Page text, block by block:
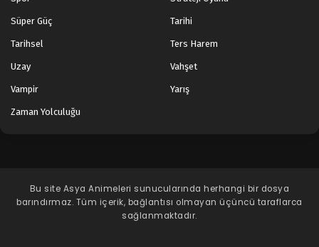
Süper Güç Tarihi
Tarihsel Ters Harem
Uzay Vahşet
Vampir Yarış
Zaman Yolculuğu
Bu site Asya Animeleri sunucularında herhangi bir dosya
barındırmaz. Tüm içerik, bağlantısı olmayan üçüncü taraflarca
sağlanmaktadır.